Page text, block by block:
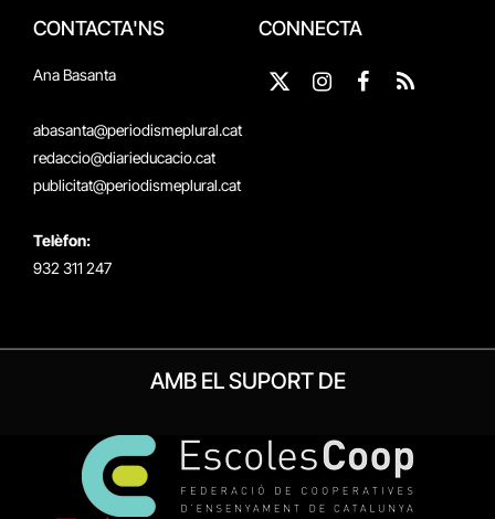
CONTACTA'NS
Ana Basanta
abasanta@periodismeplural.cat
redaccio@diarieducacio.cat
publicitat@periodismeplural.cat
Telèfon:
932 311 247
CONNECTA
X
Instagram
Facebook
RSS
AMB EL SUPORT DE